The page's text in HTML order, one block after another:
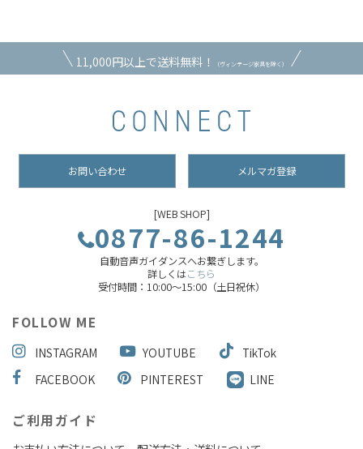
11,000円以上で送料無料！ （ヴィンテージ家具を除く）
お問い合わせ メルマガ登録
[WEB SHOP]
0877-86-1244
自動音声ガイダンスへお繋ぎします。
詳しくはこちら
受付時間：10:00～15:00（土日祝休）
FOLLOW ME
INSTAGRAM YOUTUBE
TikTok
FACEBOOK
PINTEREST LINE
ご利用ガイド